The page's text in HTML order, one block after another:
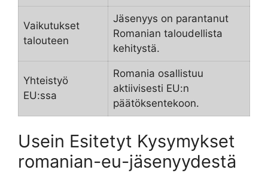
Vaikutukset
talouteen
Jäsenyys on parantanut
Romanian taloudellista
kehitystä.
Yhteistyö
EU:ssa
Romania osallistuu
aktiivisesti EU:n
päätöksentekoon.
Usein Esitetyt Kysymykset
romanian-eu-jäsenyydestä